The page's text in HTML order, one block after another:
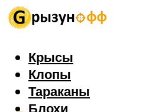
Крысы
Клопы
Тараканы
Блохи